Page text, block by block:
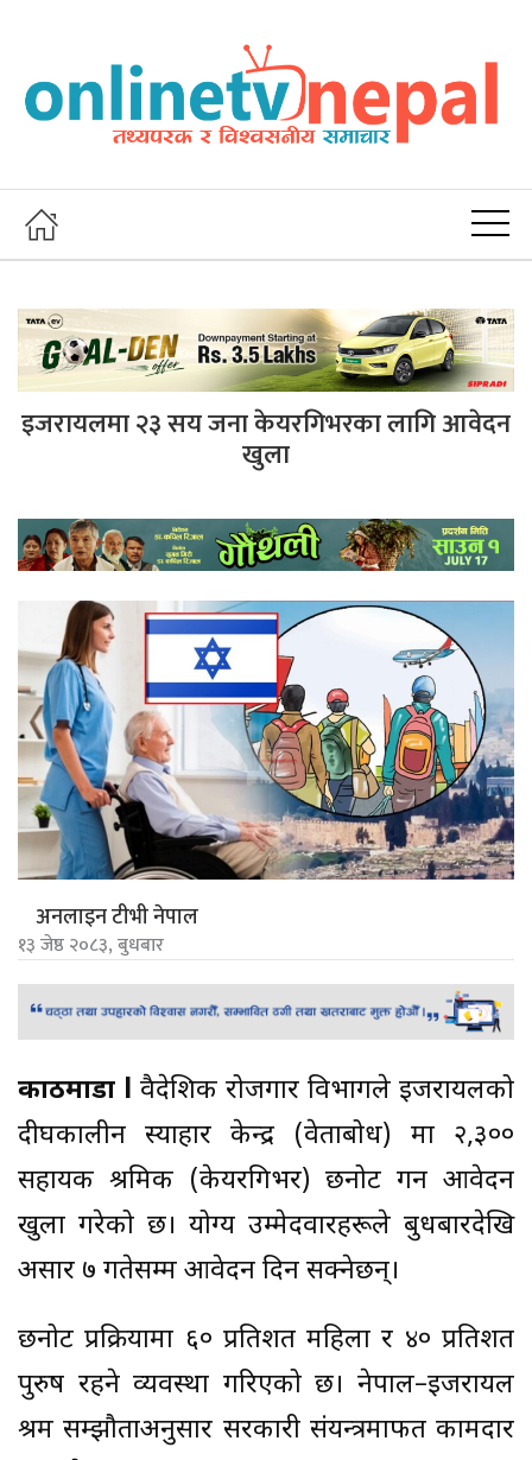
इजरायलमा २३ सय जना केयरगिभरका लागि आवेदन
खुला
अनलाइन टीभी नेपाल
१३ जेष्ठ २०८३, बुधबार
काठमाडौं l वैदेशिक रोजगार विभागले इजरायलको
दीर्घकालीन स्याहार केन्द्र (वेताबोध) मा २,३००
सहायक श्रमिक (केयरगिभर) छनोट गर्न आवेदन
खुला गरेको छ। योग्य उम्मेदवारहरूले बुधबारदेखि
असार ७ गतेसम्म आवेदन दिन सक्नेछन्।
छनोट प्रक्रियामा ६० प्रतिशत महिला र ४० प्रतिशत
पुरुष रहने व्यवस्था गरिएको छ। नेपाल–इजरायल
श्रम सम्झौताअनुसार सरकारी संयन्त्रमार्फत कामदार